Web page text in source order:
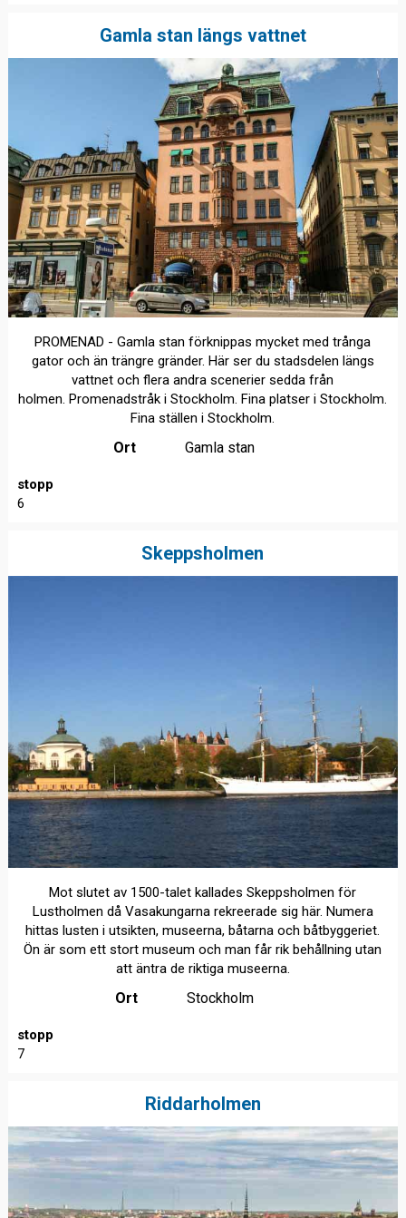
Gamla stan längs vattnet
PROMENAD - Gamla stan förknippas mycket med trånga
gator och än trängre gränder. Här ser du stadsdelen längs
vattnet och flera andra scenerier sedda från
holmen. Promenadstråk i Stockholm. Fina platser i Stockholm.
Fina ställen i Stockholm.
Ort Gamla stan
stopp
6
Skeppsholmen
Mot slutet av 1500-talet kallades Skeppsholmen för
Lustholmen då Vasakungarna rekreerade sig här. Numera
hittas lusten i utsikten, museerna, båtarna och båtbyggeriet.
Ön är som ett stort museum och man får rik behållning utan
att äntra de riktiga museerna.
Ort Stockholm
stopp
7
Riddarholmen